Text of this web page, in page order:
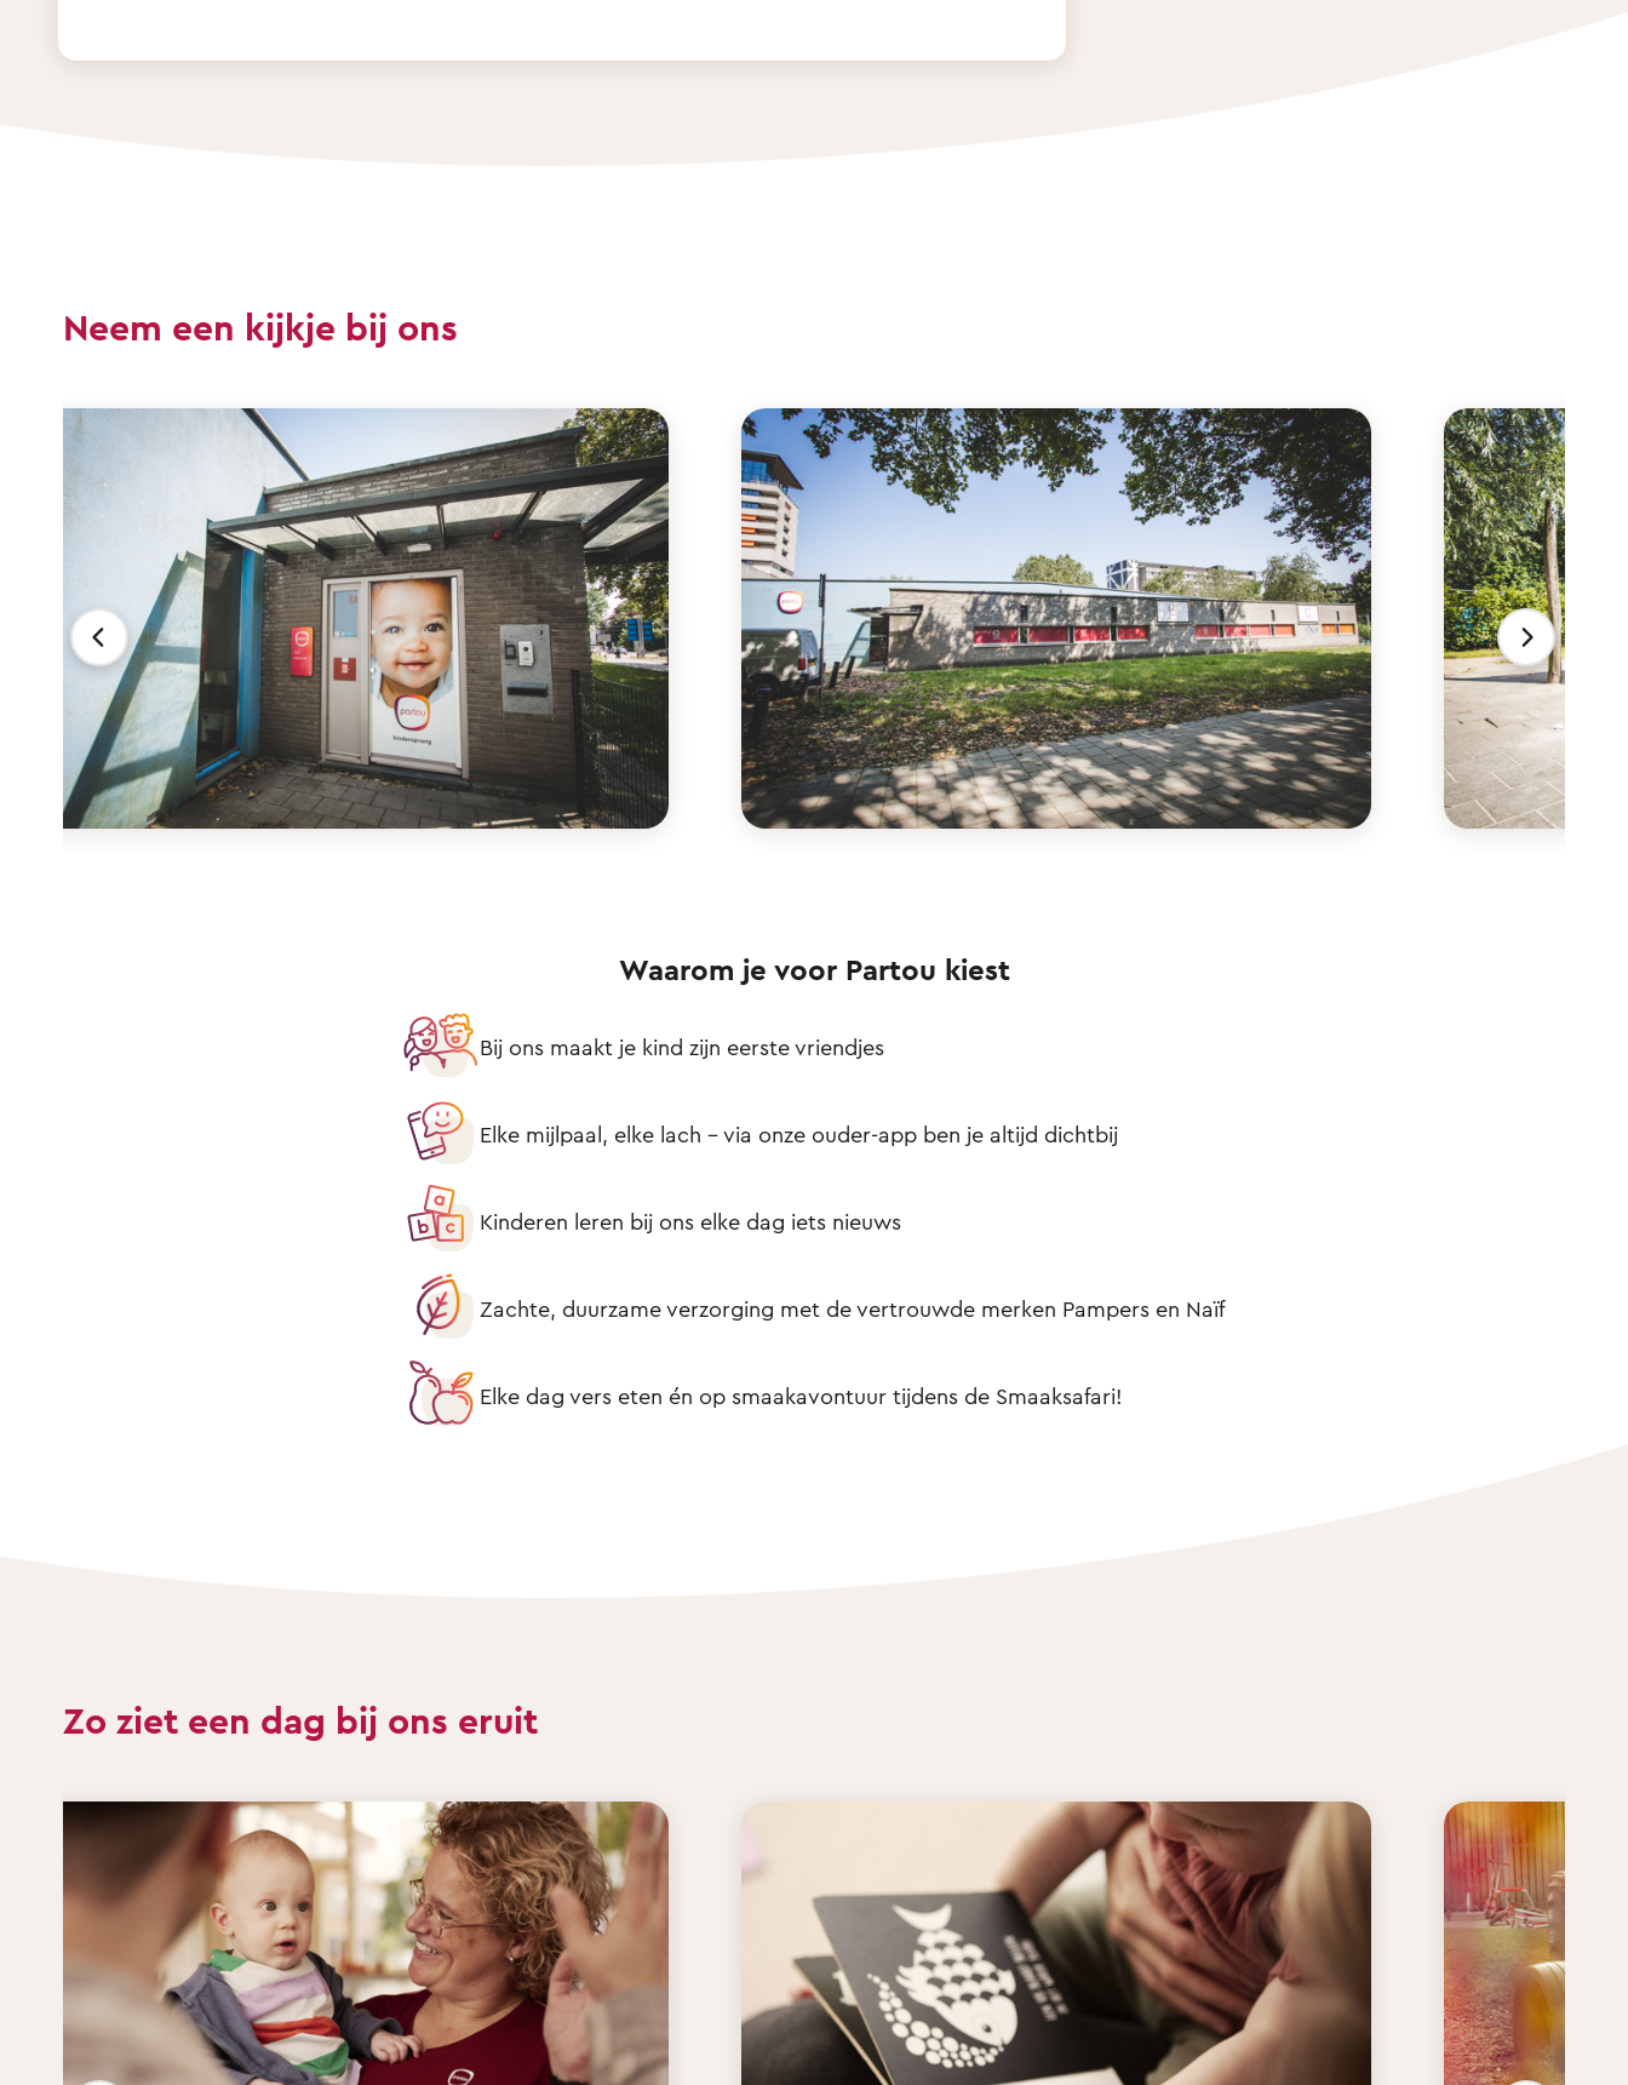
Neem een kijkje bij ons
Waarom je voor Partou kiest
Bij ons maakt je kind zijn eerste vriendjes
Elke mijlpaal, elke lach – via onze ouder-app ben je altijd dichtbij
Kinderen leren bij ons elke dag iets nieuws
Zachte, duurzame verzorging met de vertrouwde merken Pampers en Naïf
Elke dag vers eten én op smaakavontuur tijdens de Smaaksafari!
Zo ziet een dag bij ons eruit